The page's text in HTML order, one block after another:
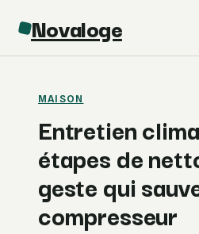
Novaloge
MAISON
Entretien
étapes de
geste qui
compresseur